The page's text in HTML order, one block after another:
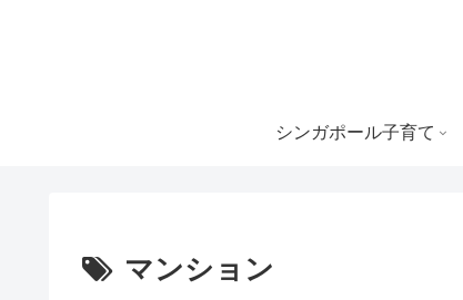
シンガポール子育て
マンション